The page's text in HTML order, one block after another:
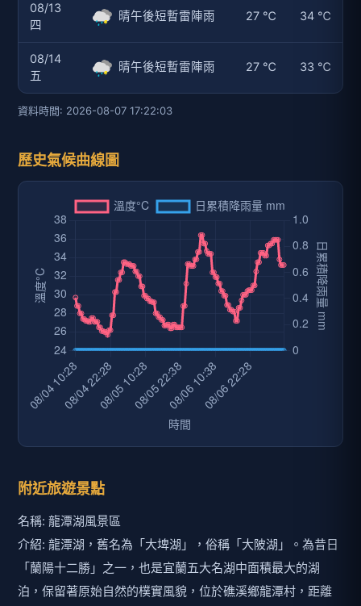
08/13
四
晴午後短暫雷陣雨 27 ℃ 34 ℃
08/14
五
晴午後短暫雷陣雨 27 ℃ 33 ℃
資料時間: 2026-08-07 17:22:03
歷史氣候曲線圖
附近旅遊景點
名稱: 龍潭湖風景區
介紹: 龍潭湖，舊名為「大埤湖」，俗稱「大陂湖」。為昔日
「蘭陽十二勝」之一，也是宜蘭五大名湖中面積最大的湖
泊，保留著原始自然的樸實風貌，位於礁溪鄉龍潭村，距離